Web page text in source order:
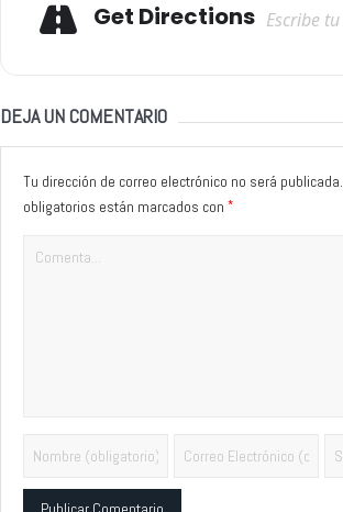
Get Directions
DEJA UN COMENTARIO
Tu dirección de correo electrónico no será publicada.
obligatorios están marcados con *